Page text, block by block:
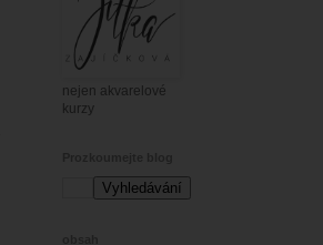
nejen akvarelové
kurzy